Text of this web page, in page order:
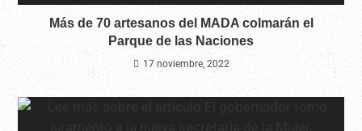
Más de 70 artesanos del MADA colmarán el
Parque de las Naciones
17 noviembre, 2022